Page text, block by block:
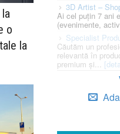
o
la
3D Artist –
Ai cel puțin 7 ani
(evenimente,
Specialist
Căutăm un
relevantă în
premium și...